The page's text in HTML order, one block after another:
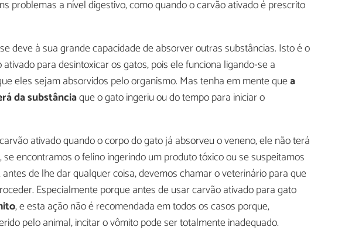
problemas a nível digestivo, como quando o carvão ativado é prescrito
deve à sua grande capacidade de absorver outras substâncias. Isto é o
para desintoxicar os gatos, pois ele funciona ligando-se a
eles sejam absorvidos pelo organismo. Mas tenha em mente quea
da substânciaque o gato ingeriu ou do tempo para iniciar o
ativado quando o corpo do gato já absorveu o veneno, ele não terá
encontramos o felino ingerindo um produto tóxico ou se suspeitamos
de lhe dar qualquer coisa, devemos chamar o veterinário para que
Especialmente porque antes de usar carvão ativado para gato
, e esta ação não é recomendada em todos os casos porque,
pelo animal, incitar o vômito pode ser totalmente inadequado.